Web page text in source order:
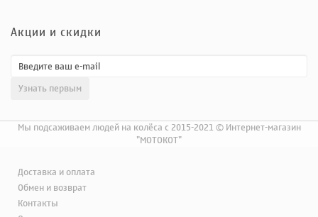
Акции и скидки
Мы подсаживаем людей на колёса с 2015-2021 © Интернет-магазин
"МОТОКОТ"
Доставка и оплата
Обмен и возврат
Контакты